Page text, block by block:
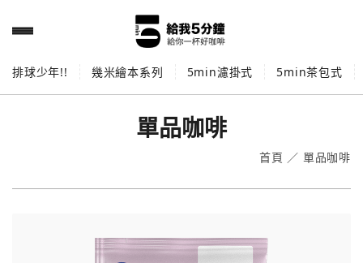
排球少年!! 幾米繪本系列 5min濾掛式 5min茶包式
單品咖啡
首頁 ／ 單品咖啡